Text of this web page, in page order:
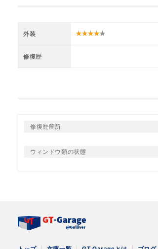
外装
修復歴
修復歴箇所
ウィンドウ類の状態